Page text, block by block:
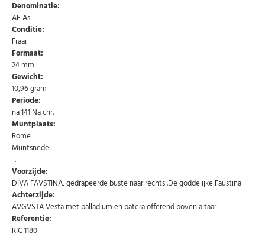
Denominatie:
AE As
Conditie:
Fraai
Formaat:
24 mm
Gewicht:
10,96 gram
Periode:
na 141 Na chr.
Muntplaats:
Rome
Muntsnede:
-.-
Voorzijde:
DIVA FAVSTINA, gedrapeerde buste naar rechts .De goddelijke Faustina
Achterzijde:
AVGVSTA Vesta met palladium en patera offerend boven altaar
Referentie:
RIC 1180